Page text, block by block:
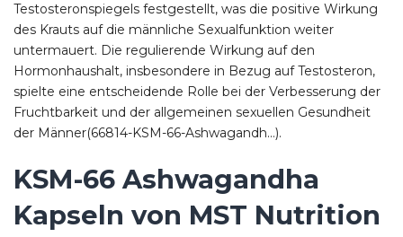
Testosteronspiegels festgestellt, was die positive Wirkung
des Krauts auf die männliche Sexualfunktion weiter
untermauert. Die regulierende Wirkung auf den
Hormonhaushalt, insbesondere in Bezug auf Testosteron,
spielte eine entscheidende Rolle bei der Verbesserung der
Fruchtbarkeit und der allgemeinen sexuellen Gesundheit
der Männer​(66814-KSM-66-Ashwagandh…).
KSM-66 Ashwagandha
Kapseln von MST Nutrition